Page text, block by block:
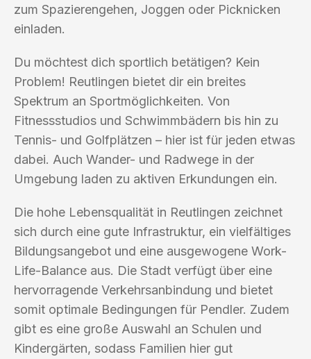
zum Spazierengehen, Joggen oder Picknicken
einladen.
Du möchtest dich sportlich betätigen? Kein
Problem! Reutlingen bietet dir ein breites
Spektrum an Sportmöglichkeiten. Von
Fitnessstudios und Schwimmbädern bis hin zu
Tennis- und Golfplätzen – hier ist für jeden etwas
dabei. Auch Wander- und Radwege in der
Umgebung laden zu aktiven Erkundungen ein.
Die hohe Lebensqualität in Reutlingen zeichnet
sich durch eine gute Infrastruktur, ein vielfältiges
Bildungsangebot und eine ausgewogene Work-
Life-Balance aus. Die Stadt verfügt über eine
hervorragende Verkehrsanbindung und bietet
somit optimale Bedingungen für Pendler. Zudem
gibt es eine große Auswahl an Schulen und
Kindergärten, sodass Familien hier gut